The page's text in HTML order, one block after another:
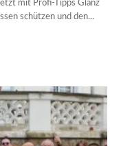
mit Profi-Tipps Glanz
schützen und den...